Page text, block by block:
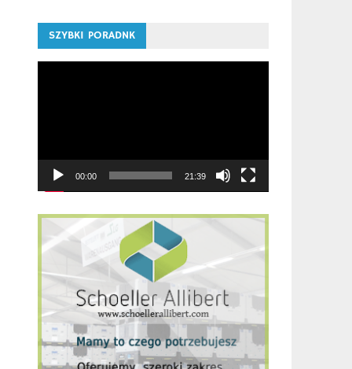
SZYBKI PORADNK
00:00 21:39